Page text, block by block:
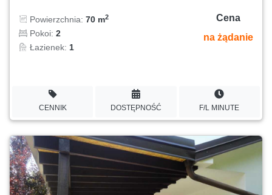
Powierzchnia: 70 m2
Pokoi: 2
Łazienek: 1
Cena
na żądanie
CENNIK DOSTĘPNOŚĆ F/L MINUTE